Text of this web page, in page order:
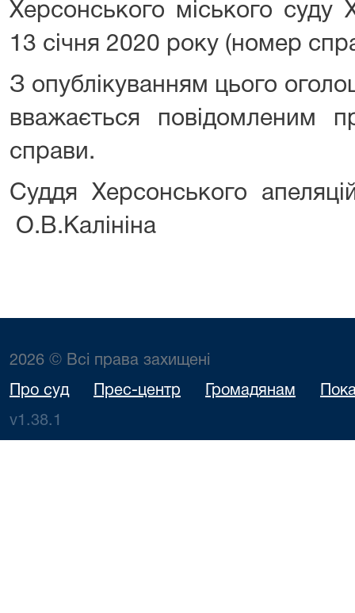
Херсонського міського суду
13 січня 2020 року (номер
З опублікуванням цього
вважається повідомленим
справи.
Суддя Херсонського
О.В.Калініна
2026 © Всі права захищені
Про суд Прес-центр Громадянам
v1.38.1